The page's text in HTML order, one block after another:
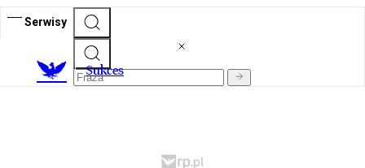
Serwisy
Sukces